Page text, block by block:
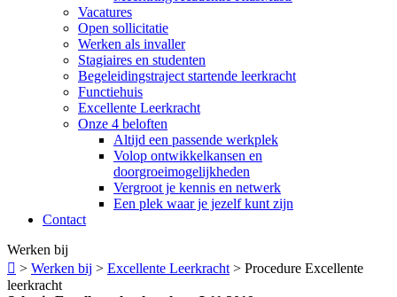
Vacatures
Open sollicitatie
Werken als invaller
Stagiaires en studenten
Begeleidingstraject startende leerkracht
Functiehuis
Excellente Leerkracht
Onze 4 beloften
Altijd een passende werkplek
Volop ontwikkelkansen en
doorgroeimogelijkheden
Vergroot je kennis en netwerk
Een plek waar je jezelf kunt zijn
Contact
Werken bij
 > Werken bij > Excellente Leerkracht > Procedure Excellente
leerkracht